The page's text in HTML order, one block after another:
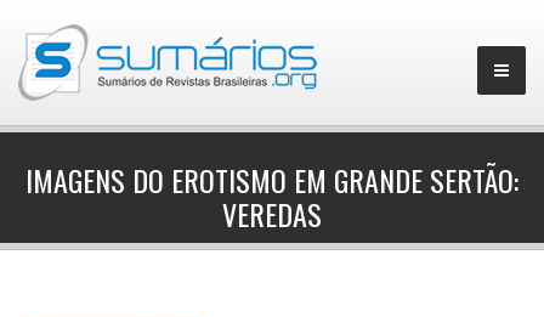
IMAGENS DO EROTISMO EM GRANDE SERTÃO:
VEREDAS